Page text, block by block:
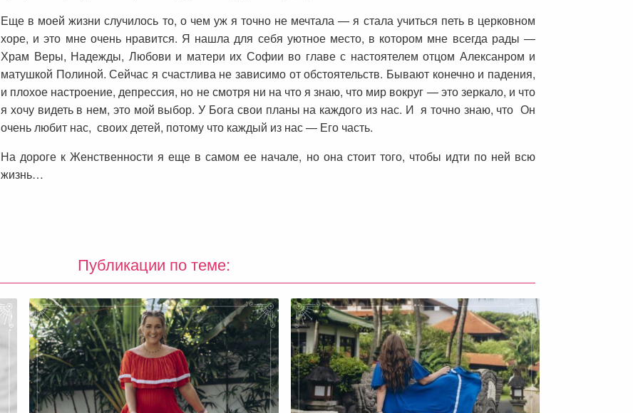
Еще в моей жизни случилось то, о чем уж я точно не мечтала — я стала учиться петь в церковном
хоре, и это мне очень нравится. Я нашла для себя уютное место, в котором мне всегда рады —
Храм Веры, Надежды, Любови и матери их Софии во главе с настоятелем отцом Алексанром и
матушкой Полиной. Сейчас я счастлива не зависимо от обстоятельств. Бывают конечно и падения,
и плохое настроение, депрессия, но не смотря ни на что я знаю, что мир вокруг — это зеркало, и что
я хочу видеть в нем, это мой выбор. У Бога свои планы на каждого из нас. И я точно знаю, что Он
очень любит нас, своих детей, потому что каждый из нас — Его часть.
На дороге к Женственности я еще в самом ее начале, но она стоит того, чтобы идти по ней всю
жизнь…
Публикации по теме: